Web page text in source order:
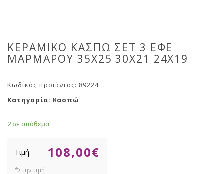
ΚΕΡΑΜΙΚΟ ΚΑΣΠΩ ΣΕΤ 3 ΕΦΕ
ΜΑΡΜΑΡΟΥ 35X25 30X21 24X19
Κωδικός προϊόντος: 89224
Κατηγορία: Κασπώ
2 σε απόθεμα
108,00€